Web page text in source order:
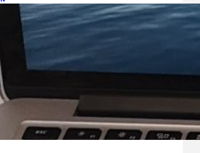
Hanoi
Torres de Hanoi? Se conoce como un juego
por el francés Édouard Lucas…